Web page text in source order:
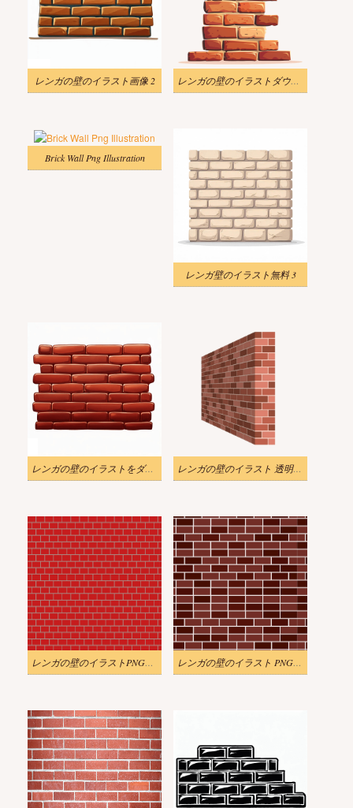
レンガの壁のイラスト画像 2 レンガの壁のイラストダウンロード
Brick Wall Png Illustration
レンガ壁のイラスト無料 3
レンガの壁のイラストをダウンロード レンガの壁のイラスト 透明3D
レンガの壁のイラストPNG画像 4 レンガの壁のイラスト PNGダウンロード